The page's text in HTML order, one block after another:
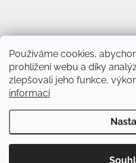
Používáme cookies,
prohlížení webu a díky
zlepšovali jeho funkce,
informací
Vytvořil Shoptet